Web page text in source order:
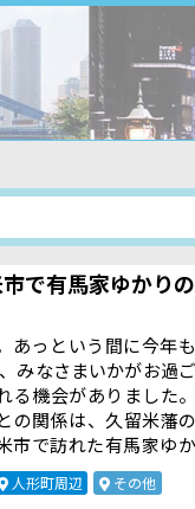
で有馬家ゆかりの
あっという間に今年も
みなさまいかがお過ご
る機会がありました。
の関係は、久留米藩の
市で訪れた有馬家ゆか
関連づけてご紹介しま
総本宮にあたる久留米
人形町周辺 その他